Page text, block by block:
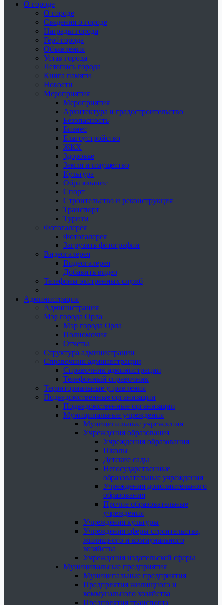
О городе
О городе
Сведения о городе
Награды города
Герб города
Объявления
Устав города
Летопись города
Книга памяти
Новости
Мероприятия
Мероприятия
Архитектура и градостроительство
Безопасность
Бизнес
Благоустройство
ЖКХ
Здоровье
Земля и имущество
Культура
Образование
Спорт
Строительство и реконструкция
Транспорт
Туризм
Фотогалерея
Фотогалерея
Загрузить фотографии
Видеогалерея
Видеогалерея
Добавить видео
Телефоны экстренных служб
Администрация
Администрация
Мэр города Орла
Мэр города Орла
Полномочия
Отчеты
Структура администрации
Справочник администрации
Справочник администрации
Телефонный справочник
Территориальные управления
Подведомственные организации
Подведомственные организации
Муниципальные учреждения
Муниципальные учреждения
Учреждения образования
Учреждения образования
Школы
Детские сады
Негосударственные
образовательные учреждения
Учреждения дополнительного
образования
Прочие образовательные
учреждения
Учреждения культуры
Учреждения сферы строительства,
жилищного и коммунального
хозяйства
Учреждения издательской сферы
Муниципальные предприятия
Муниципальные предприятия
Предприятия жилищного и
коммунального хозяйства
Предприятия транспорта